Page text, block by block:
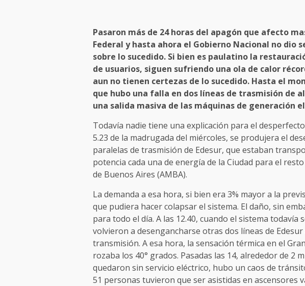
Pasaron más de 24 horas del apagón que afecto
Federal y hasta ahora el Gobierno Nacional no dio
sobre lo sucedido. Si bien es paulatino la
de usuarios, siguen sufriendo una ola de calor
aun no tienen certezas de lo sucedido. Hasta el
que hubo una falla en dos líneas de trasmisión de
una salida masiva de las máquinas de generación
Todavía nadie tiene una explicación para el
5.23 de la madrugada del miércoles, se produjera el
paralelas de trasmisión de Edesur, que estaban
potencia cada una de energía de la Ciudad para el
de Buenos Aires (AMBA).
La demanda a esa hora, si bien era 3% mayor a la
que pudiera hacer colapsar el sistema. El daño, sin
para todo el día. A las 12.40, cuando el sistema todavía
volvieron a desengancharse otras dos líneas de
transmisión. A esa hora, la sensación térmica en el
rozaba los 40° grados. Pasadas las 14, alrededor de 2
quedaron sin servicio eléctrico, hubo un caos de
51 personas tuvieron que ser asistidas en ascensores